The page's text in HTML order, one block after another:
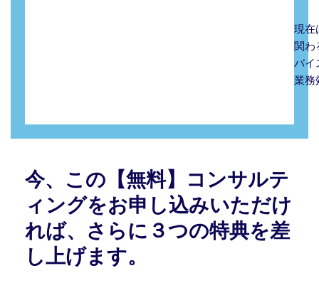
現在
関わ
バイ
業務
今、この【無料】コンサルテ
ィングをお申し込みいただけ
れば、さらに３つの特典を差
し上げます。